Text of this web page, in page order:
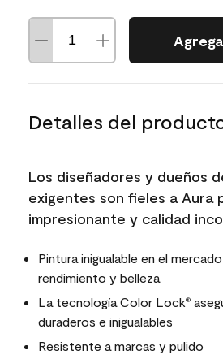
Detalles del
Los diseñadores y dueños
exigentes son fieles a Aura
impresionante y calidad
Pintura inigualable en el
rendimiento y belleza
La tecnología Color Lock®
duraderos e inigualables
Resistente a marcas y pulido